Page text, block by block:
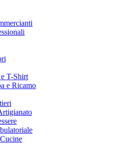
T-Shirt
e Ricamo